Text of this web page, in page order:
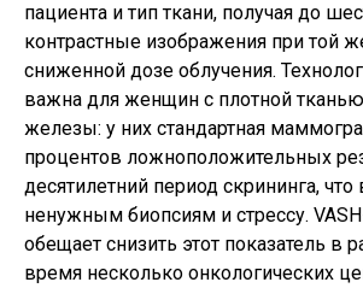
пациента и тип ткани, получая до
контрастные изображения при той
сниженной дозе облучения.
важна для женщин с плотной
железы: у них стандартная
процентов ложноположительных
десятилетний период скрининга, что
ненужным биопсиям и стрессу.
обещает снизить этот показатель в
время несколько онкологических